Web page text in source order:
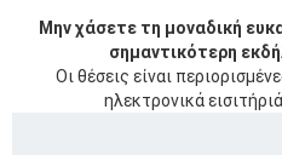
Μην χάσετε τη μοναδική
σημαντικότερη
Οι θέσεις είναι
ηλεκτρονικά